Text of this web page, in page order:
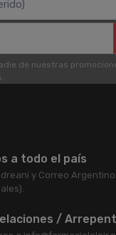
de nuestras
a todo el país
y Correo
/